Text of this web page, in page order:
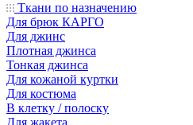
Ткани по назначению
Для брюк КАРГО
Для джинс
Плотная джинса
Тонкая джинса
Для кожаной куртки
Для костюма
В клетку / полоску
Для жакета